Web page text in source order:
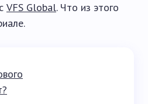
VFS Global. Что из этого